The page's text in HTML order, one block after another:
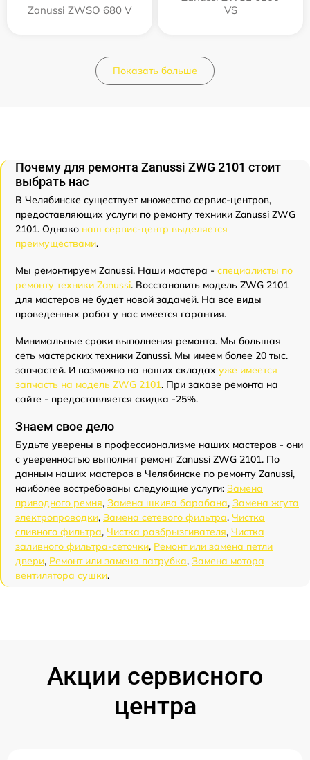
Zanussi ZWSO 680 V
VS
Показать больше
Почему для ремонта Zanussi ZWG 2101 стоит
выбрать нас
В Челябинске существует множество сервис-центров,
предоставляющих услуги по ремонту техники Zanussi ZWG
2101. Однако наш сервис-центр выделяется
преимуществами.
Мы ремонтируем Zanussi. Наши мастера - специалисты по
ремонту техники Zanussi. Восстановить модель ZWG 2101
для мастеров не будет новой задачей. На все виды
проведенных работ у нас имеется гарантия.
Минимальные сроки выполнения ремонта. Мы большая
сеть мастерских техники Zanussi. Мы имеем более 20 тыс.
запчастей. И возможно на наших складах уже имеется
запчасть на модель ZWG 2101. При заказе ремонта на
сайте - предоставляется скидка -25%.
Знаем свое дело
Будьте уверены в профессионализме наших мастеров - они
с уверенностью выполнят ремонт Zanussi ZWG 2101. По
данным наших мастеров в Челябинске по ремонту Zanussi,
наиболее востребованы следующие услуги: Замена
приводного ремня, Замена шкива барабана, Замена жгута
электропроводки, Замена сетевого фильтра, Чистка
сливного фильтра, Чистка разбрызгивателя, Чистка
заливного фильтра-сеточки, Ремонт или замена петли
двери, Ремонт или замена патрубка, Замена мотора
вентилятора сушки.
Акции сервисного
центра